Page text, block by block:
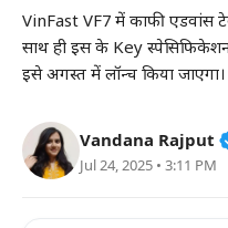
टेक
लाइफस्टाइल
VinFast VF7 में काफी एडवांस
साथ ही इस के Key
इसे अगस्त में लॉन्च किया जाएगा।
Vandana Rajput
Jul 24, 2025 • 3:11 PM